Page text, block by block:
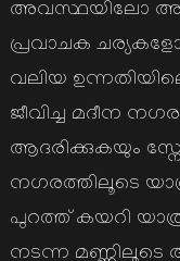
അവസ്ഥയിലോ
പ്രവാചക
വലിയ
ജീവിച്ച മദീന
ആദരിക്കുകയും
നഗരത്തിലൂടെ
പുറത്ത് കയറി യാത്ര
നടന്ന മണ്ണിലൂടെ